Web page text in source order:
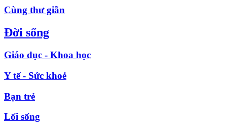
Cùng thư giãn
Đời sống
Giáo dục - Khoa học
Y tế - Sức khoẻ
Bạn trẻ
Lối sống